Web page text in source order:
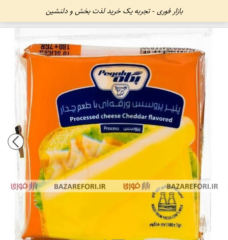
بازار فوری - تجربه یک خرید لذت بخش و دلنشین